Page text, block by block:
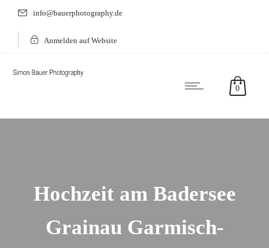
info@bauerphotography.de
Anmelden auf Website
0
Hochzeit am Badersee
Grainau Garmisch-